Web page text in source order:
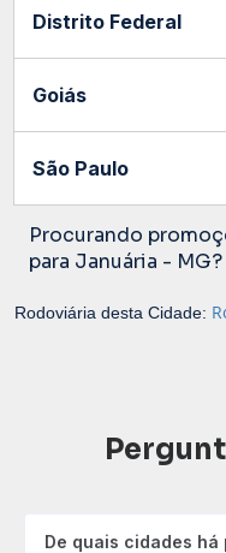
Distrito Federal
Goiás
São Paulo
Procurando
para Januária - MG?
Rodoviária desta Cidade:
De quais cidades